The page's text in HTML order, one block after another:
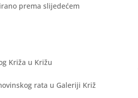
prema slijedećem
Križa u Križu
rata u Galeriji Križ